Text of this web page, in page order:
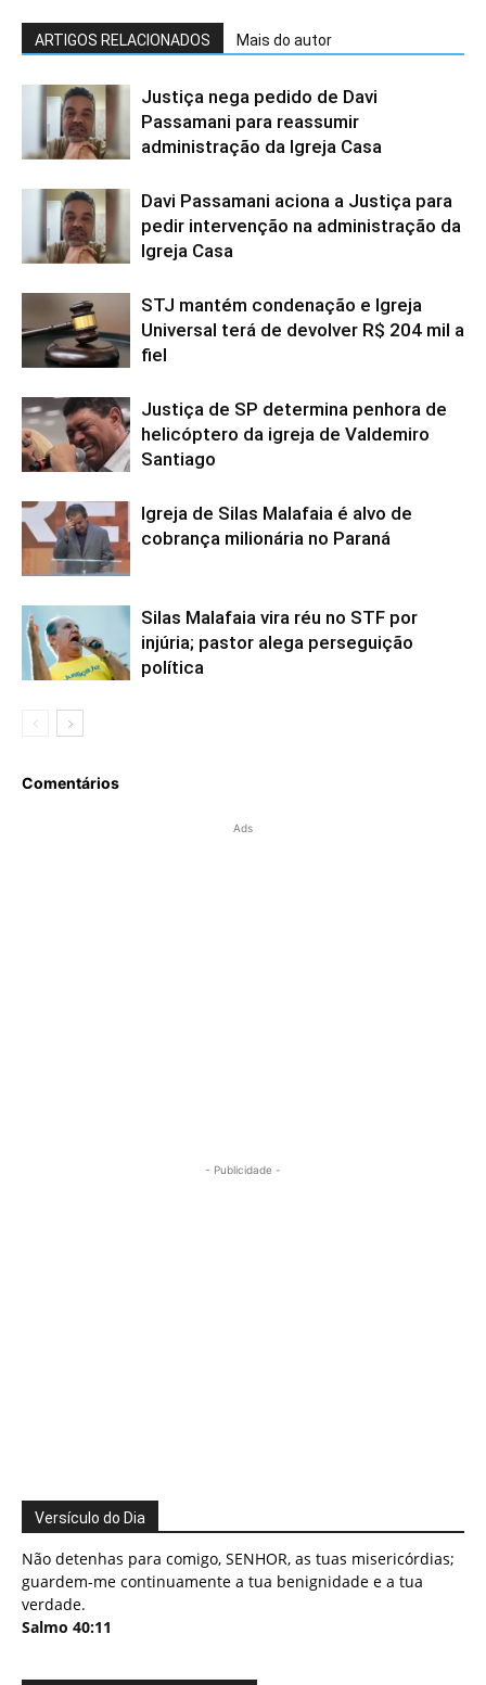
ARTIGOS RELACIONADOS Mais do autor
Justiça nega pedido de Davi
Passamani para reassumir
administração da Igreja Casa
Davi Passamani aciona a Justiça para
pedir intervenção na administração da
Igreja Casa
STJ mantém condenação e Igreja
Universal terá de devolver R$ 204 mil a
fiel
Justiça de SP determina penhora de
helicóptero da igreja de Valdemiro
Santiago
Igreja de Silas Malafaia é alvo de
cobrança milionária no Paraná
Silas Malafaia vira réu no STF por
injúria; pastor alega perseguição
política
Comentários
Ads
- Publicidade -
Versículo do Dia
Não detenhas para comigo, SENHOR, as tuas misericórdias;
guardem-me continuamente a tua benignidade e a tua
verdade.
Salmo 40:11